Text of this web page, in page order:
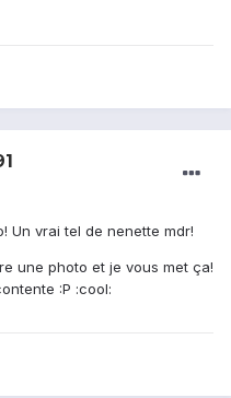
Un vrai tel de nenette mdr!
une photo et je vous met ça!
:P :cool: